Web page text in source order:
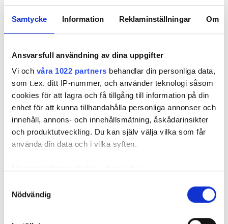
Samtycke Information Reklaminställningar Om
Ansvarsfull användning av dina uppgifter
Vi och våra 1022 partners behandlar din personliga data,
som t.ex. ditt IP-nummer, och använder teknologi såsom
cookies för att lagra och få tillgång till information på din
enhet för att kunna tillhandahålla personliga annonser och
innehåll, annons- och innehållsmätning, åskådarinsikter
och produktutveckling. Du kan själv välja vilka som får
använda din data och i vilka syften.
som kan ha en noggrannhet på upp till flera meter
Nödvändig
Foto: Hyresnämnden
Foto: Hyresnämnden
domstolarna.
underhåll av badrummet, och att det är anledningen till att
sprickan har kunnat uppstå. Sprickan var heller inte så lätt